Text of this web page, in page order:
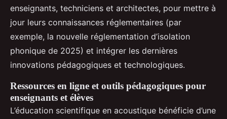
enseignants, techniciens et architectes, pour mettre à
jour leurs connaissances réglementaires (par
exemple, la nouvelle réglementation d’isolation
phonique de 2025) et intégrer les dernières
innovations pédagogiques et technologiques.
Ressources en ligne et outils pédagogiques pour
enseignants et élèves
L’éducation scientifique en acoustique bénéficie d’une